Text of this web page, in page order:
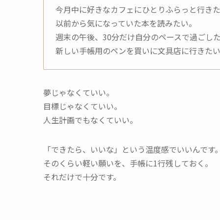
今月中に好きなカフェにひとりふらっと行きた
以前から気になっていた本を読みたい。
週末の午後、30分だけ自分のペースで過ごした
新しい手帳用のペンを買いに文具店に行きたい
夢じゃなくていい。
目標じゃなくていい。
人生計画でもなくていい。
「できたら、いいな」という温度感でいいんです。
そのくらい軽い願いを、手帳に1行残しておく。
それだけで十分です。